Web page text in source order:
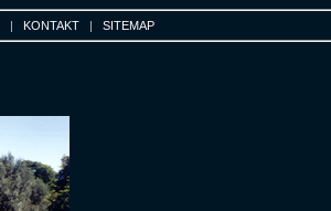
| KONTAKT | SITEMAP